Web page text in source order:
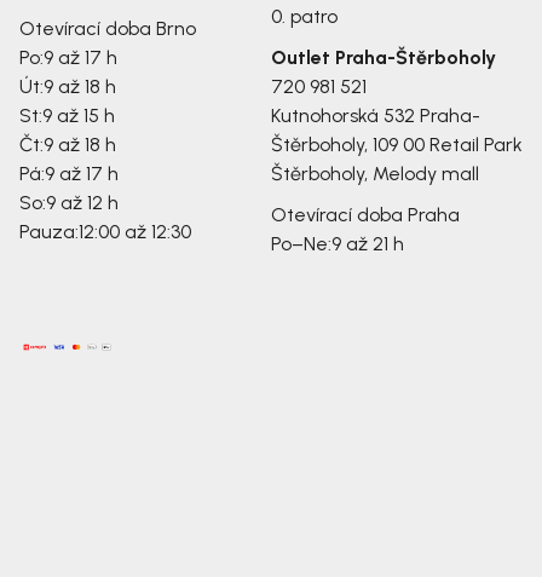
Otevírací doba Brno
Po:9 až 17 h
Út:9 až 18 h
St:9 až 15 h
Čt:9 až 18 h
Pá:9 až 17 h
So:9 až 12 h
Pauza:12:00 až 12:30
0. patro
Outlet Praha-Štěrboholy
720 981 521
Kutnohorská 532 Praha-
Štěrboholy, 109 00 Retail Park
Štěrboholy, Melody mall
Otevírací doba Praha
Po–Ne:9 až 21 h